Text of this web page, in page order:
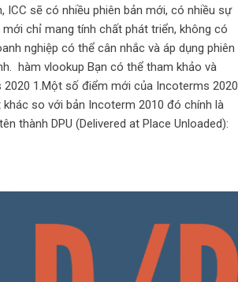
sẽ có nhiều phiên bản mới, có nhiều sự
chỉ mang tính chất phát triển, không có
nghiệp có thể cân nhắc và áp dụng phiên
hàm vlookup Bạn có thể tham khảo và
2020 1.Một số điểm mới của Incoterms 2020
so với bản Incoterm 2010 đó chính là
thành DPU (Delivered at Place Unloaded):